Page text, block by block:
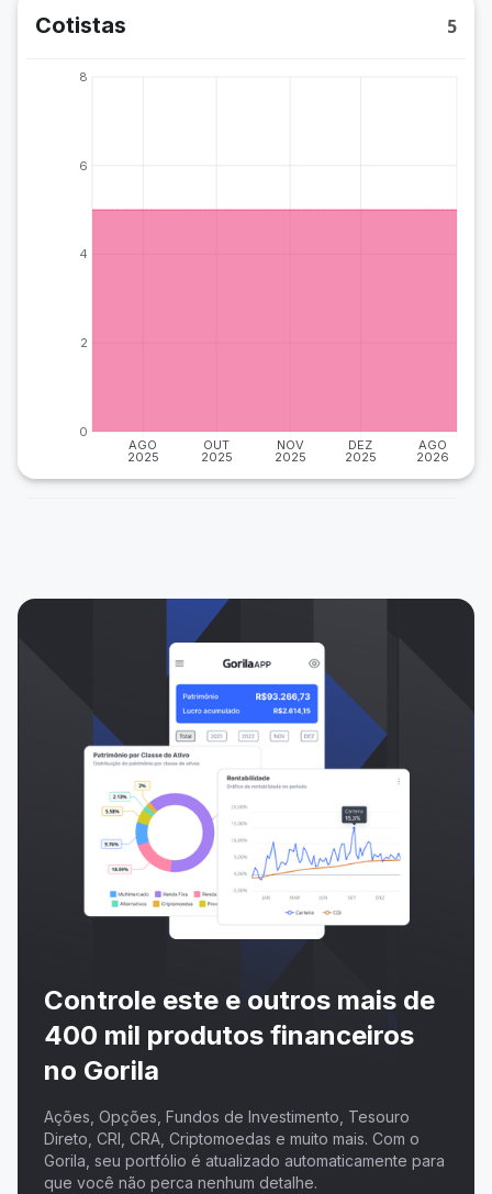
Cotistas 5
AGO
2025
OUT
2025
NOV
2025
DEZ
2025
AGO
2026
0
2
4
6
8
Controle este e outros mais de
400 mil produtos financeiros
no Gorila
Ações, Opções, Fundos de Investimento, Tesouro
Direto, CRI, CRA, Criptomoedas e muito mais. Com o
Gorila, seu portfólio é atualizado automaticamente para
que você não perca nenhum detalhe.